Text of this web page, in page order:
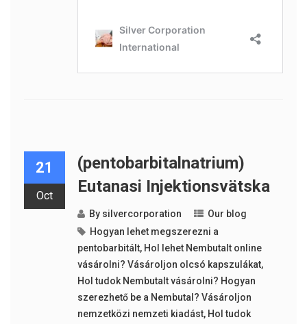
21
Oct
(pentobarbitalnatrium)
Eutanasi Injektionsvätska
By silvercorporation
Our blog
Hogyan lehet megszerezni a
pentobarbitált, Hol lehet Nembutalt online
vásárolni? Vásároljon olcsó kapszulákat,
Hol tudok Nembutalt vásárolni? Hogyan
szerezhető be a Nembutal? Vásároljon
nemzetközi nemzeti kiadást, Hol tudok